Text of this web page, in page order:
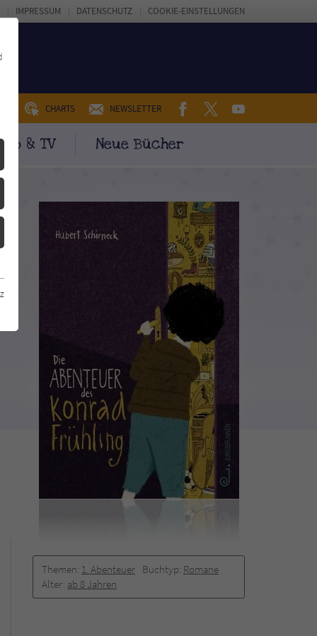
CHARTS NEWSLETTER FACEBOOKTWITTERYOUTUBE
& TV Neue Bücher
IMPRESSUM DATENSCHUTZ COOKIE-EINSTELLUNGEN
Themen: 1. Abenteuer Buchtyp: Romane
Alter: ab 8 Jahren